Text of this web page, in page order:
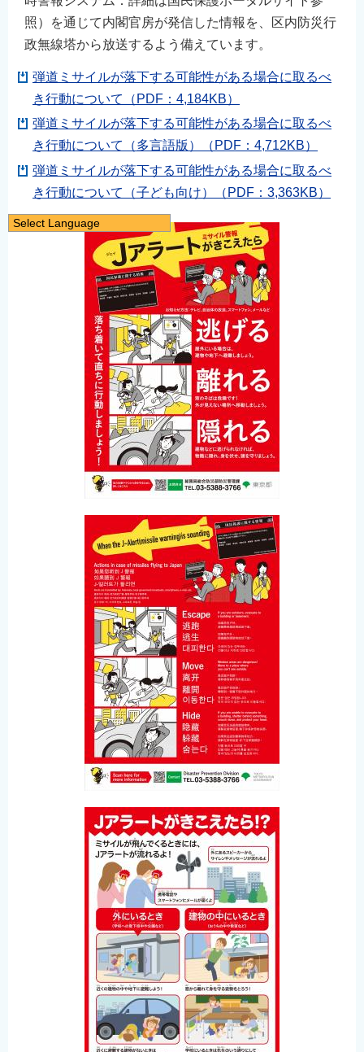
照）を通じて内閣官房が発信した情報を、区内防災行
政無線塔から放送するよう備えています。
弾道ミサイルが落下する可能性がある場合に取るべ
き行動について（PDF：4,184KB）
弾道ミサイルが落下する可能性がある場合に取るべ
き行動について（多言語版）（PDF：4,712KB）
弾道ミサイルが落下する可能性がある場合に取るべ
き行動について（子ども向け）（PDF：3,363KB）
Select Language